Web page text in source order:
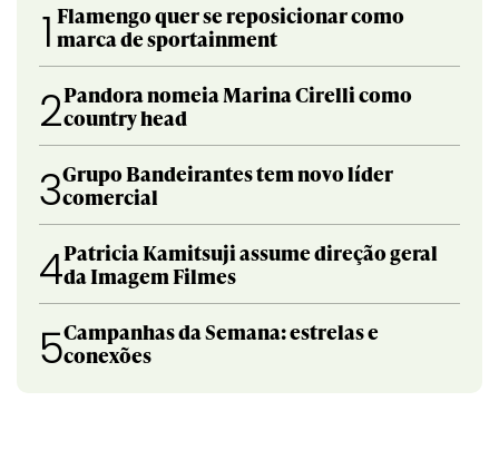
1 Flamengo quer se reposicionar como
marca de sportainment
2Pandora nomeia Marina Cirelli como
country head
3Grupo Bandeirantes tem novo líder
comercial
4Patricia Kamitsuji assume direção geral
da Imagem Filmes
5Campanhas da Semana: estrelas e
conexões